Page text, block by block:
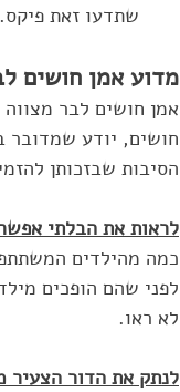
שתדעו זאת
מדוע אמן חושים
חושים, יודע שמדובר
הסיבות שבזכותן
לראות את הבלתי
כמה מהילדים
לפני שהם הופכים
לא ראו.
לנתק את הדור הצעיר